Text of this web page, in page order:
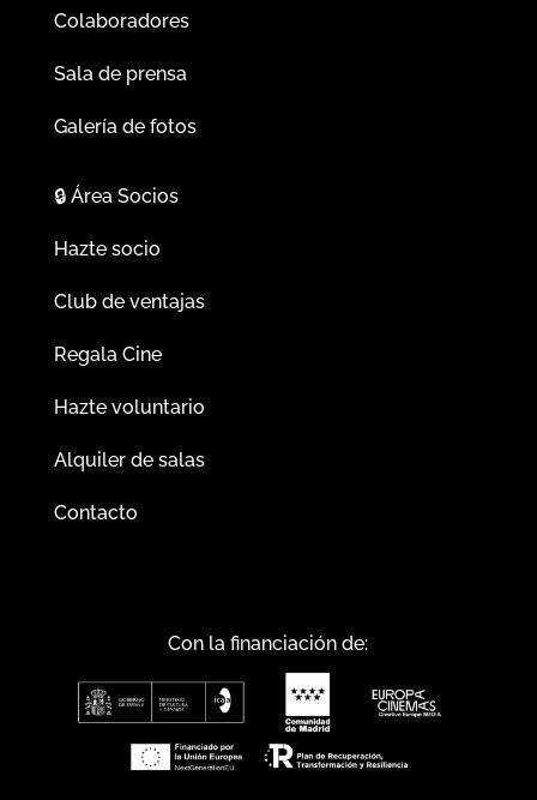
Colaboradores
Sala de prensa
Galería de fotos
🔒Área Socios
Hazte socio
Club de ventajas
Regala Cine
Hazte voluntario
Alquiler de salas
Contacto
Con la financiación de: